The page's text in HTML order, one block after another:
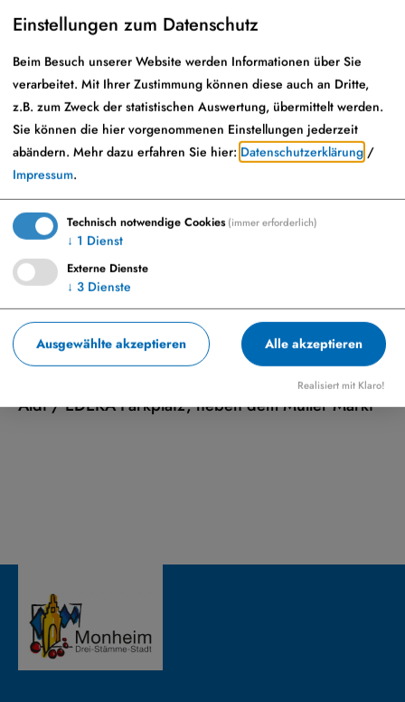
bereitgestellte externe Inhalte laden?
Hausarztpraxis Dr. Reyes-Gollub
Frau Doctora en Medicina (Havanna)
Jacqueline Reyes-Gollub
Donauwörther Straße 60
86653 Monheim
09091 9079628
Donauwörther Str. 60, 86653 Monheim, am
Aldi / EDEKA Parkplatz, neben dem Müller Markt
Einstellungen zum Datenschutz
Beim Besuch unserer Website werden Informationen über Sie
verarbeitet. Mit Ihrer Zustimmung können diese auch an Dritte,
z.B. zum Zweck der statistischen Auswertung, übermittelt werden.
Sie können die hier vorgenommenen Einstellungen jederzeit
abändern. Mehr dazu erfahren Sie hier: Datenschutzerklärung /
Impressum.
Technisch notwendige Cookies(immer erforderlich)
↓ 1 Dienst
Externe Dienste
↓ 3 Dienste
Ausgewählte akzeptieren Alle akzeptieren
Realisiert mit Klaro!